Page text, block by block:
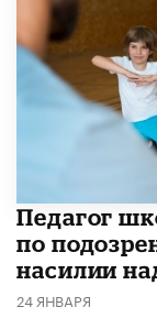
Педагог
по
насилии
24 ЯНВАРЯ